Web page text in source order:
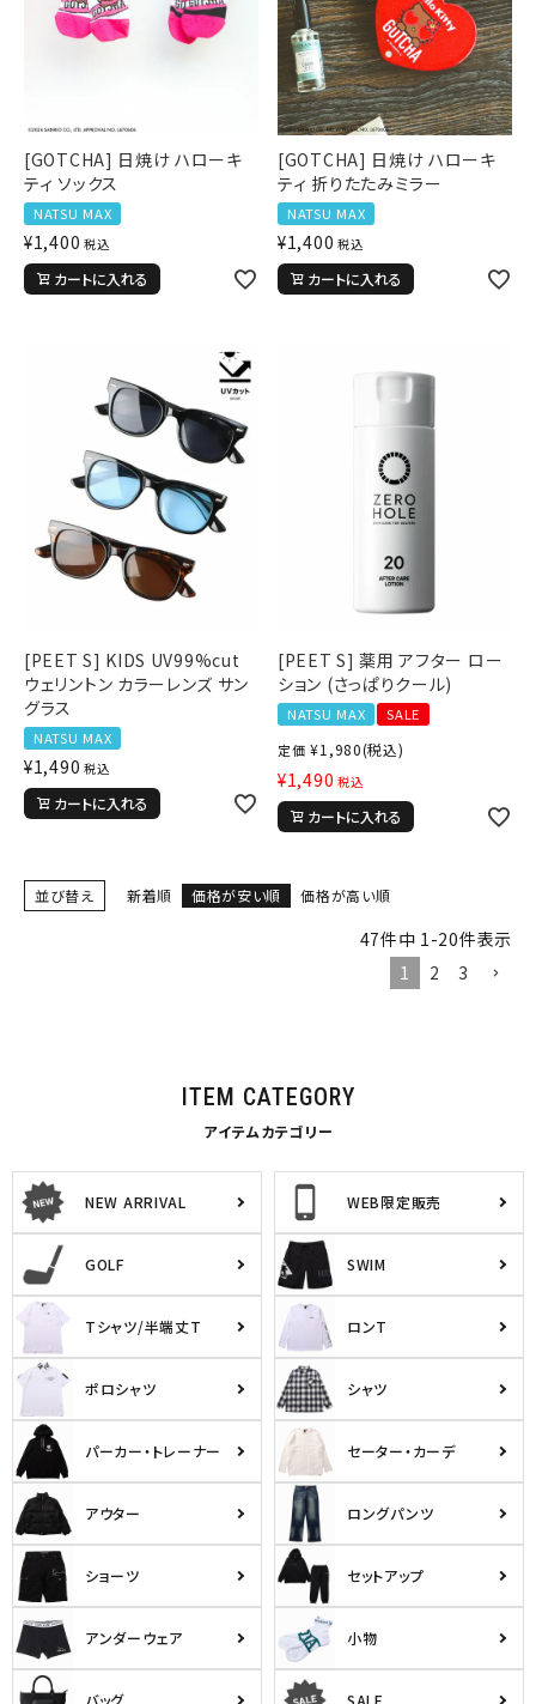
キーワードから探す
search
価格から探す
円 ～
カテゴリ
サイズ
S
32inc
34inc
38inc
40inc
KIDS
tune
[GOTCHA] 日焼け ハローキ
ティ ソックス
NATSU MAX
¥1,400 税込
カートに入れる
[GOTCHA] 日焼け ハローキ
ティ 折りたたみミラー
NATSU MAX
¥1,400 税込
カートに入れる
[PEET S] KIDS UV99%cut
ウェリントン カラーレンズ サン
グラス
NATSU MAX
¥1,490 税込
カートに入れる
[PEET S] 薬用 アフター ロー
ション (さっぱりクール)
NATSU MAX
SALE
定価 ¥1,980(税込)
¥1,490 税込
カートに入れる
並び替え 新着順 価格が安い順 価格が高い順
47件中 1-20件表示
1
2 3
ITEM CATEGORY
アイテムカテゴリー
NEW ARRIVAL WEB限定販売
GOLF SWIM
Tシャツ/半端丈T ロンT
ポロシャツ シャツ
パーカー・トレーナー セーター・カーデ
アウター ロングパンツ
ショーツ セットアップ
アンダーウェア 小物
バッグ SALE